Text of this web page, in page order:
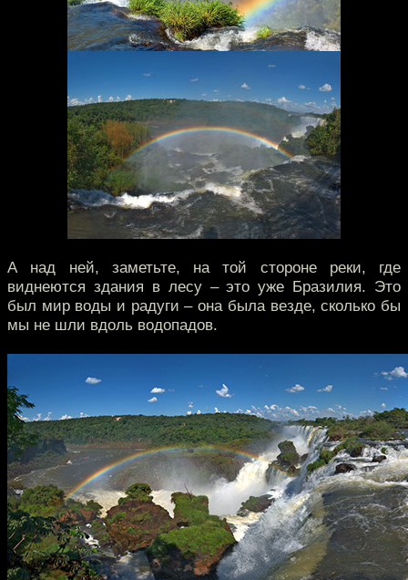
А над ней, заметьте, на той стороне реки, где
виднеются здания в лесу – это уже Бразилия. Это
был мир воды и радуги – она была везде, сколько бы
мы не шли вдоль водопадов.